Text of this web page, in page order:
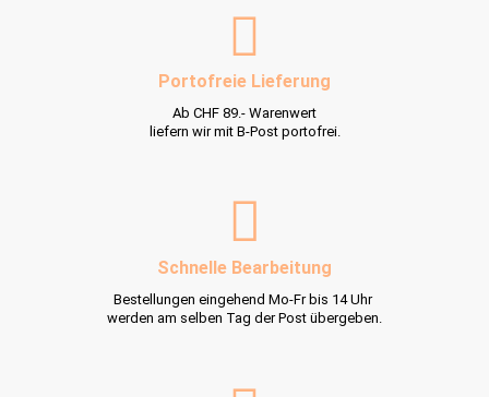
Portofreie Lieferung
Ab CHF 89.- Warenwert
liefern wir mit B-Post portofrei.
Schnelle Bearbeitung
Bestellungen eingehend Mo-Fr bis 14 Uhr
werden am selben Tag der Post übergeben.